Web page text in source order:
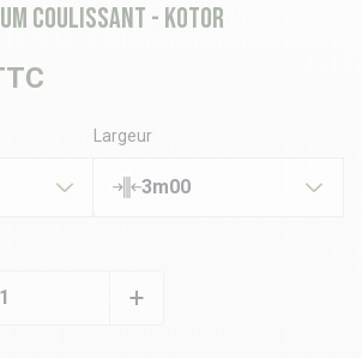
coulissant - KOTOR
Largeur
3m00